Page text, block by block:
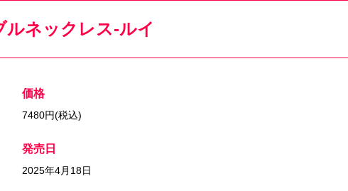
ルネックレス-ルイ
価格
7480円(税込)
発売日
2025年4月18日